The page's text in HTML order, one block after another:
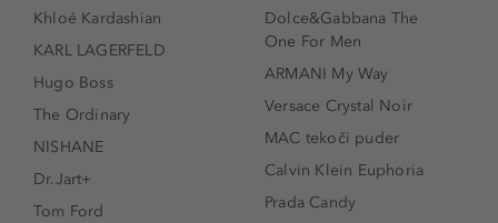
Khloé Kardashian
KARL LAGERFELD
Hugo Boss
The Ordinary
NISHANE
Dr.Jart+
Tom Ford
Dolce&Gabbana The
One For Men
ARMANI My Way
Versace Crystal Noir
MAC tekoči puder
Calvin Klein Euphoria
Prada Candy